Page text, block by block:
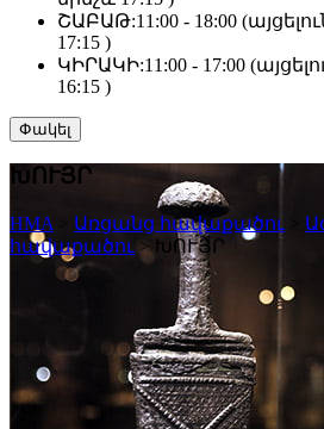
ՇԱԲԱԹ:11:00 - 18:00
17:15 )
ԿԻՐԱԿԻ:11:00 - 17:00
16:15 )
Փակել
ԽՈՒՅՐ
HMA Առցանց հավաքածու
հավաքածու > ԽՈՒՅՐ